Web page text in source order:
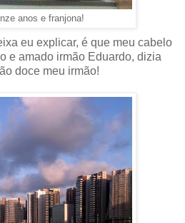
anos e franjona!
eu explicar, é que meu cabelo
e amado irmão Eduardo, dizia
doce meu irmão!